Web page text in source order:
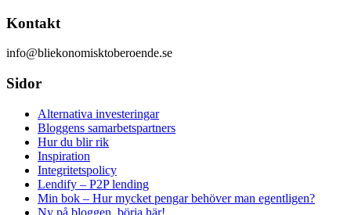
Kontakt
info@bliekonomisktoberoende.se
Sidor
Alternativa investeringar
Bloggens samarbetspartners
Hur du blir rik
Inspiration
Integritetspolicy
Lendify – P2P lending
Min bok – Hur mycket pengar behöver man egentligen?
Ny på bloggen, börja här!